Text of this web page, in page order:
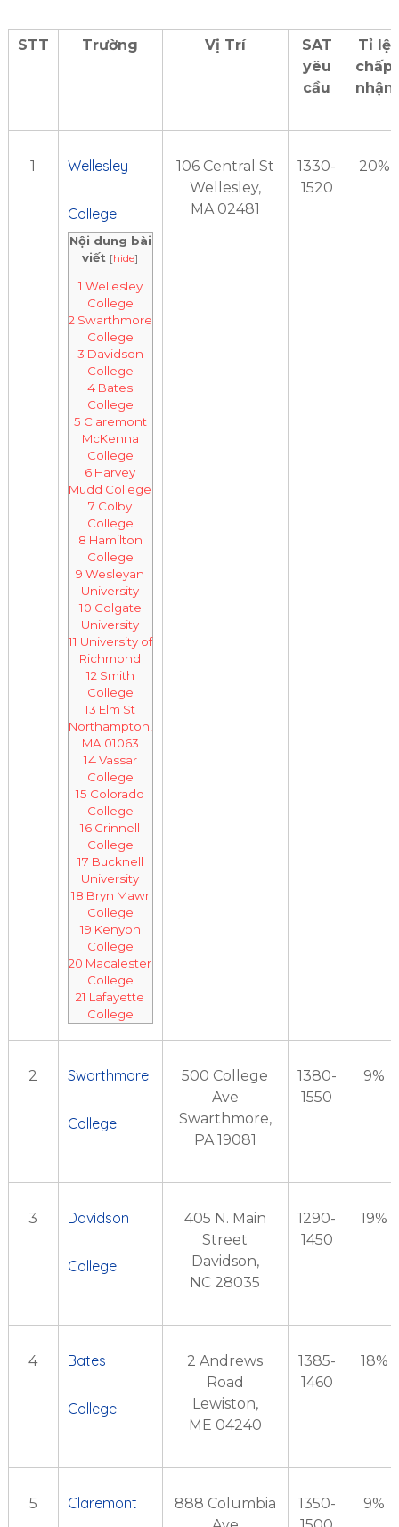
STT Trường Vị Trí
SAT
yêu
cầu
Tỉ lệ
chấp
nhận
1 Wellesley
College
Nội dung bài
viết [hide]
1 Wellesley
College
2 Swarthmore
College
3 Davidson
College
4 Bates
College
5 Claremont
McKenna
College
6 Harvey
Mudd College
7 Colby
College
8 Hamilton
College
9 Wesleyan
University
10 Colgate
University
11 University of
Richmond
12 Smith
College
13 Elm St
Northampton,
MA 01063
14Vassar
College
15 Colorado
College
16 Grinnell
College
17 Bucknell
University
18 Bryn Mawr
College
19 Kenyon
College
20 Macalester
College
21 Lafayette
College
106 Central St
Wellesley,
MA 02481
1330-
1520
20%
2 Swarthmore
College
500 College
Ave
Swarthmore,
PA 19081
1380-
1550
9%
3 Davidson
College
405 N. Main
Street
Davidson,
NC 28035
1290-
1450
19%
4 Bates
College
2 Andrews
Road
Lewiston,
ME 04240
1385-
1460
18%
5 Claremont
888 Columbia
1350-
9%